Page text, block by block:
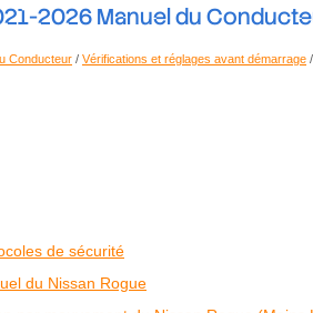
2026 Manuel du
Conducteur / Vérifications et réglages avant démarrage
de sécurité
du Nissan Rogue